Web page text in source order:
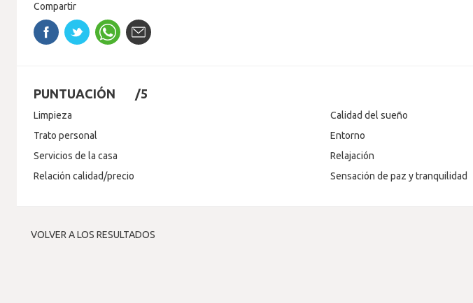
Compartir
PUNTUACIÓN /5
Limpieza
Trato personal
Servicios de la casa
Relación calidad/precio
Calidad del sueño
Entorno
Relajación
Sensación de paz y tranquilidad
VOLVER A LOS RESULTADOS